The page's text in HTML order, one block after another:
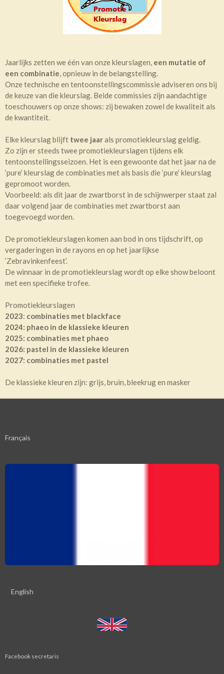
Jaarlijks zetten we één van onze kleurslagen, een mutatie of
een combinatie , opnieuw in de belangstelling.
Onze technische en tentoonstellingscommissie adviseren ons bij
de keuze van die kleurslag. Beide commissies zijn aandachtige
toeschouwers op onze shows: zij bewaken zowel de kwaliteit als
de kwantiteit.
Elke kleurslag blijft twee jaarals promotiekleurslag geldig.
Zo zijn er steeds twee promotiekleurslagen tijdens elk
tentoonstellingsseizoen. Het is een gewoonte dat het jaar na de
‘pure’ kleurslag de combinaties met als basis die ‘pure’ kleurslag
gepromoot worden.
Voorbeeld: als dit jaar de zwartborst in de schijnwerper staat zal
daar volgend jaar de combinaties met zwartborst aan
toegevoegd worden.
De promotiekleurslagen komen aan bod in ons tijdschrift, op
vergaderingen in de rayons en op het jaarlijkse
‘Zebravinkenfeest’.
De winnaar in de promotiekleurslag wordt op elke show beloont
met een specifieke trofee.
Promotiekleurslagen
2023: combinaties met blackface
2024: phaeo in de klassieke kleuren
2025: combinaties met phaeo
2026: pastel in de klassieke kleuren
2027: combinaties met pastel
De klassieke kleuren zijn: grijs, bruin, bleekrug en masker
Français
English
Facebook secretaris